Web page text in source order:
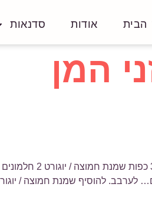
הבית אודות סדנאות
המן
לערבב. להוסיף שמנת חמוצה /